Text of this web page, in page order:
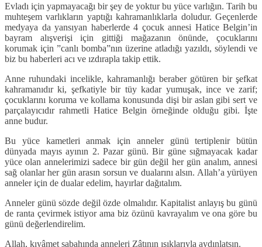
Evladı için yapmayacağı bir şey de yoktur bu yüce varlığın. Tarih bu
muhteşem varlıkların yaptığı kahramanlıklarla doludur. Geçenlerde
medyaya da yansıyan haberlerde 4 çocuk annesi Hatice Belgin’in
bayram alışverişi için gittiği mağazanın önünde, çocuklarını
korumak için ”canlı bomba”nın üzerine atladığı yazıldı, söylendi ve
biz bu haberleri acı ve ızdırapla takip ettik.
Anne ruhundaki incelikle, kahramanlığı beraber götüren bir şefkat
kahramanıdır ki, şefkatiyle bir tüy kadar yumuşak, ince ve zarif;
çocuklarını koruma ve kollama konusunda dişi bir aslan gibi sert ve
parçalayıcıdır rahmetli Hatice Belgin örneğinde olduğu gibi. İşte
anne budur.
Bu yüce kametleri anmak için anneler günü tertiplenir bütün
dünyada mayıs ayının 2. Pazar günü. Bir güne sığmayacak kadar
yüce olan annelerimizi sadece bir gün değil her gün analım, annesi
sağ olanlar her gün arasın sorsun ve dualarını alsın. Allah’a yürüyen
anneler için de dualar edelim, hayırlar dağıtalım.
Anneler günü sözde değil özde olmalıdır. Kapitalist anlayış bu günü
de ranta çevirmek istiyor ama biz özünü kavrayalım ve ona göre bu
günü değerlendirelim.
Allah, kıyâmet sabahında anneleri Zâtının ışıklarıyla aydınlatsın.